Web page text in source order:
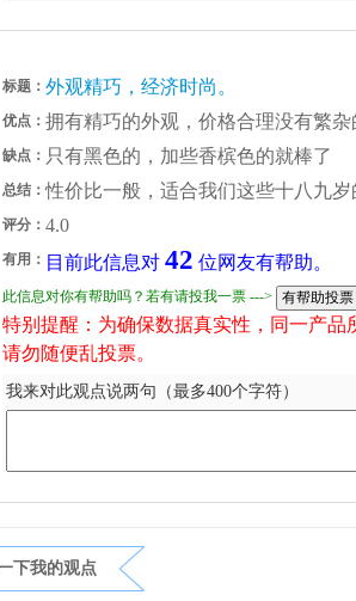
标题： 外观精巧，经济时尚。
优点： 拥有精巧的外观，价格合理没有繁
缺点： 只有黑色的，加些香槟色的就棒了
总结：性价比一般，适合我们这些十八九岁
评分： 4.0
有用： 目前此信息对 42 位网友有帮助。
此信息对你有帮助吗？若有请投我一票 --->
特别提醒：为确保数据真实性，同一产
请勿随便乱投票。
我来对此观点说两句（最多400个字符）
下我的观点